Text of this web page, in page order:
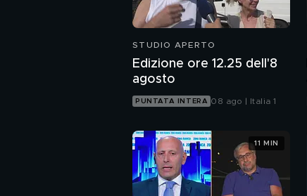
STUDIO APERTO
Edizione ore 12.25 dell'8
agosto
PUNTATA INTERA 08 ago | Italia 1
11 MIN